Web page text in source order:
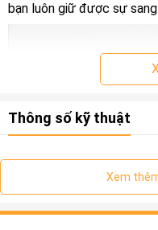
bạn luôn giữ được sự
Thông số kỹ thuật
Xem